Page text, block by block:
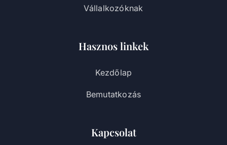
Vállalkozóknak
Hasznos linkek
Kezdőlap
Bemutatkozás
Kapcsolat